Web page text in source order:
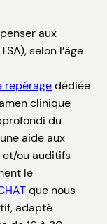
aux
selon l’âge
repéragedédiée
clinique
du
aide aux
et/ou auditifs
le
que nous
adapté